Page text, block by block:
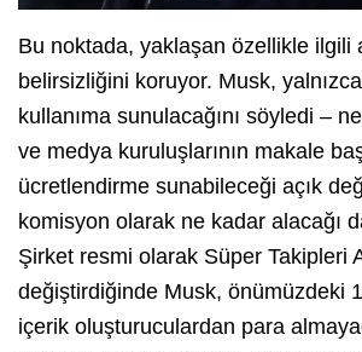
Bu noktada, yaklaşan özellikle ilgili
belirsizliğini koruyor. Musk,
kullanıma sunulacağını söyledi –
ve medya kuruluşlarının makale
ücretlendirme sunabileceği açık
komisyon olarak ne kadar alacağı
Şirket resmi olarak Süper Takipleri
değiştirdiğinde Musk, önümüzdeki
içerik oluşturuculardan para